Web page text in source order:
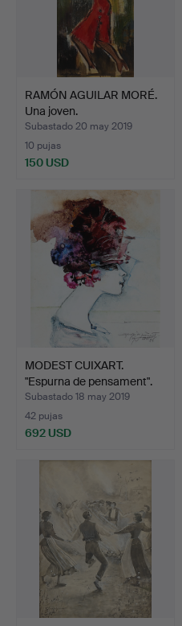
RAMÓN AGUILAR MORÉ.
Una joven.
Subastado 20 may 2019
10 pujas
150 USD
MODEST CUIXART.
"Espurna de pensament".
Subastado 18 may 2019
42 pujas
692 USD